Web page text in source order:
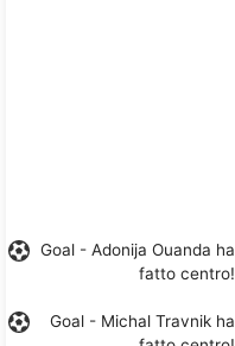
Goal - Adonija Ouanda ha
fatto centro!
Goal - Michal Travnik ha